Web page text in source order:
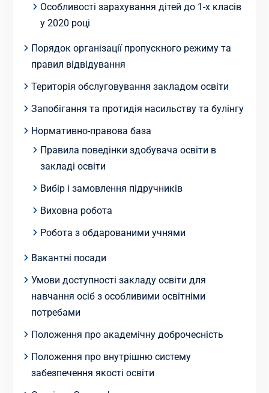
Особливості зарахування дітей до 1-х класів
у 2020 році
Порядок організації пропускного режиму та
правил відвідування
Територія обслуговування закладом освіти
Запобігання та протидія насильству та булінгу
Нормативно-правова база
Правила поведінки здобувача освіти в
закладі освіти
Вибір і замовлення підручників
Виховна робота
Робота з обдарованими учнями
Вакантні посади
Умови доступності закладу освіти для
навчання осіб з особливими освітніми
потребами
Положення про академічну доброчесність
Положення про внутрішню систему
забезпечення якості освіти